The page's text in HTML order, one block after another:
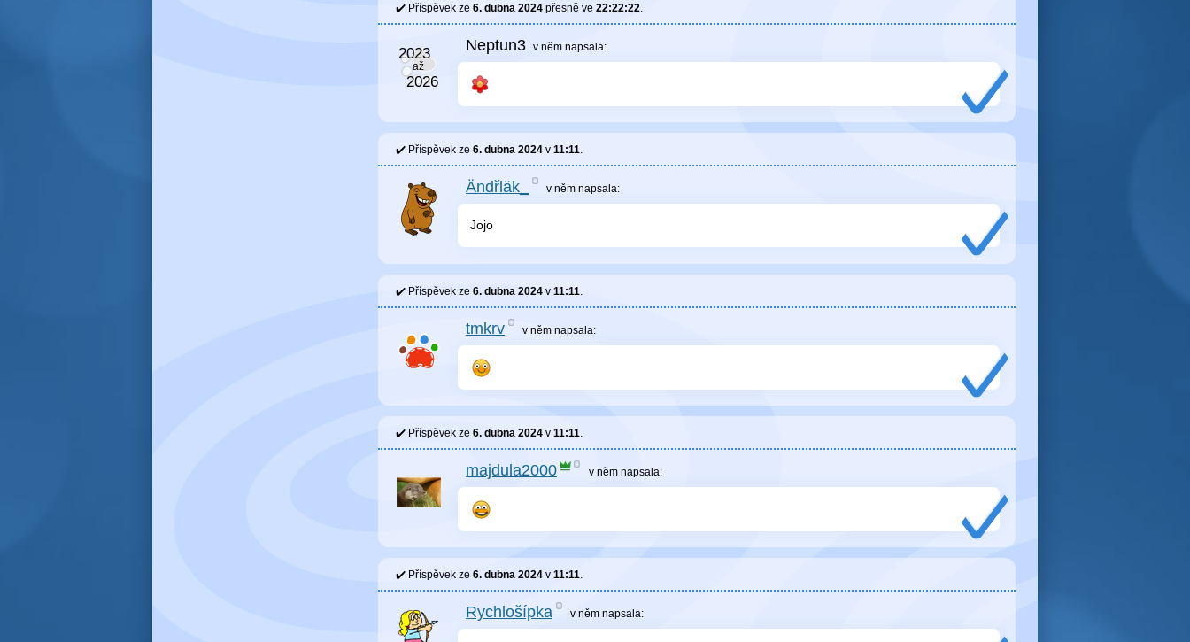
Příspěvek ze 6. dubna 2024 přesně ve 22:22:22.
Neptun3 v něm napsala:
Příspěvek ze 6. dubna 2024 v 11:11.
Ändřläk_ v němnapsala:
Jojo
Příspěvek ze 6. dubna 2024 v 11:11.
tmkrv v němnapsala:
Příspěvek ze 6. dubna 2024 v 11:11.
majdula2000 v něm napsala:
Příspěvek ze 6. dubna 2024 v 11:11.
Rychlošípka v němnapsala: